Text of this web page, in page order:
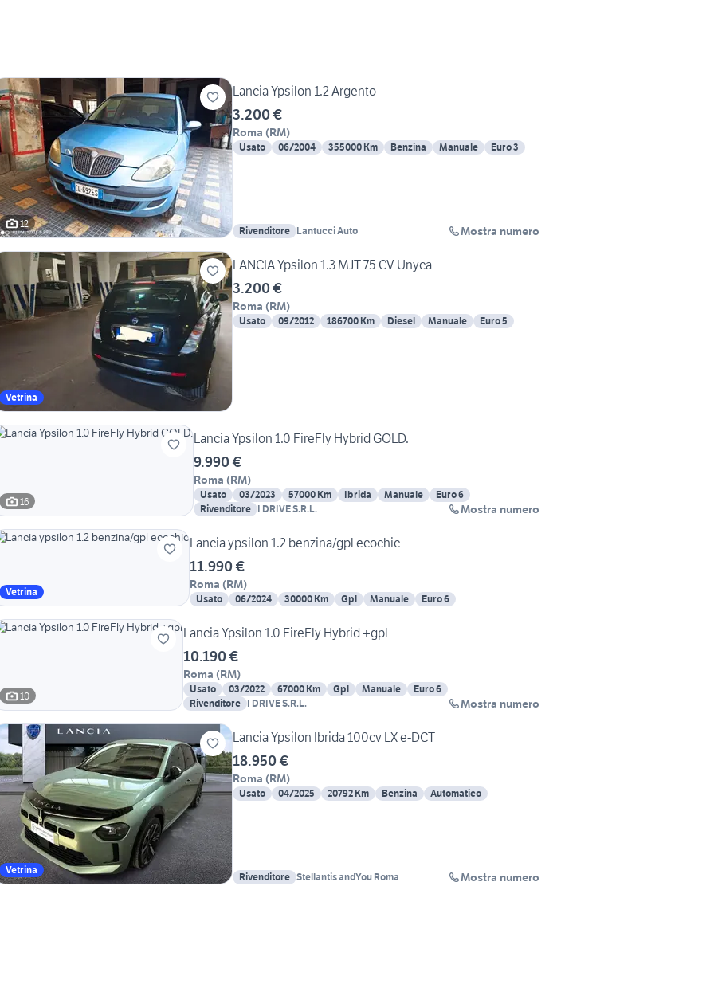
12
Lancia Ypsilon 1.2 Argento
3.200 €
Roma (RM)
Usato 06/2004 355000 Km Benzina Manuale Euro 3
Rivenditore Lantucci Auto Mostra numero
Vetrina
LANCIA Ypsilon 1.3 MJT 75 CV Unyca
3.200 €
Roma (RM)
Usato 09/2012 186700 Km Diesel Manuale Euro 5
16
Lancia Ypsilon 1.0 FireFly Hybrid GOLD.
9.990 €
Roma (RM)
Usato 03/2023 57000 Km Ibrida Manuale
Euro 6
Rivenditore I DRIVE S.R.L. Mostra numero
Vetrina
Lancia ypsilon 1.2 benzina/gpl ecochic
11.990 €
Roma (RM)
Usato 06/2024 30000 Km Gpl Manuale Euro 6
10
Lancia Ypsilon 1.0 FireFly Hybrid +gpl
10.190 €
Roma (RM)
Usato 03/2022 67000 Km Gpl Manuale
Euro 6
Rivenditore I DRIVE S.R.L. Mostra numero
Vetrina
Lancia Ypsilon Ibrida 100cv LX e-DCT
18.950 €
Roma (RM)
Usato 04/2025 20792 Km Benzina Automatico
Rivenditore Stellantis andYou Roma Mostra numero